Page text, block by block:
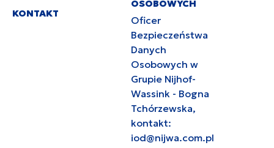
KONTAKT
OSOBOWYCH
Oficer
Bezpieczeństwa
Danych
Osobowych w
Grupie Nijhof-
Wassink - Bogna
Tchórzewska,
kontakt:
iod@nijwa.com.pl